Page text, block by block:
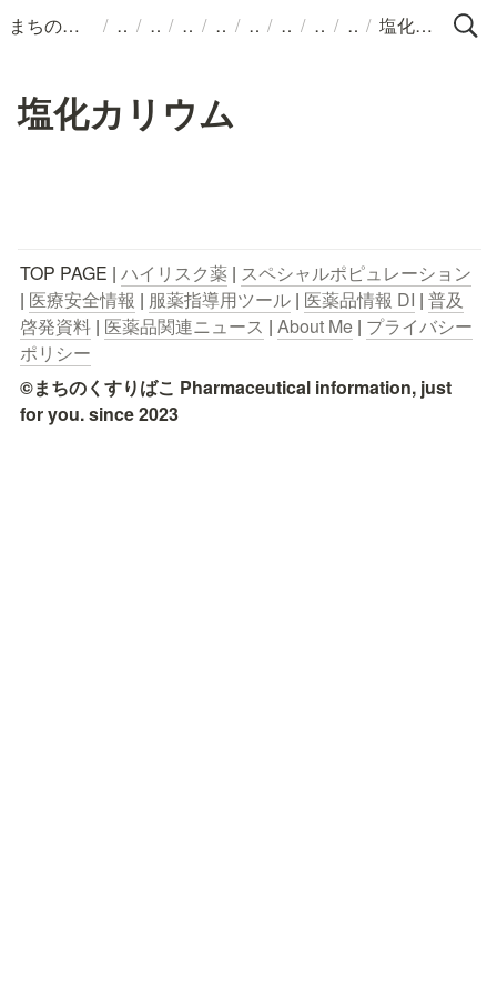
まちのくすりばこ / / / / / / / / / 塩化カリウム
塩化カリウム
TOP PAGE | ハイリスク薬 | スペシャルポピュレーション
| 医療安全情報 | 服薬指導用ツール | 医薬品情報 DI | 普及
啓発資料 | 医薬品関連ニュース | About Me | プライバシー
ポリシー
©まちのくすりばこ Pharmaceutical information, just
for you. since 2023